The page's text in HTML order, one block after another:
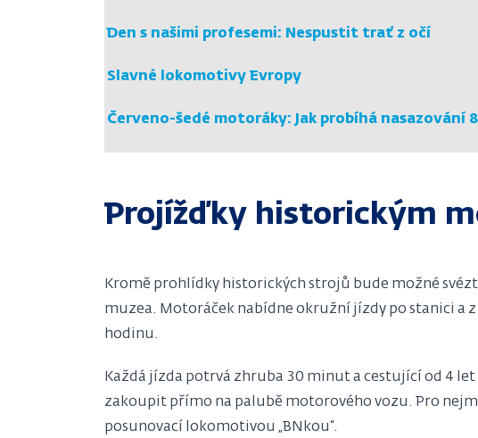
Den s našimi profesemi: Nespustit trať z očí
Slavné lokomotivy Evropy
Červeno-šedé motoráky: Jak probíhá nasazování
Projížďky historickým
Kromě prohlídky historických strojů bude možné
muzea. Motoráček nabídne okružní jízdy po stanici a
hodinu.
Každá jízda potrvá zhruba 30 minut a cestující od 4
zakoupit přímo na palubě motorového vozu. Pro
posunovací lokomotivou „BNkou“.